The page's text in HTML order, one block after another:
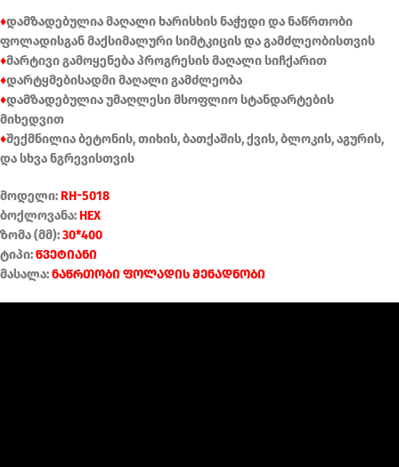
♦დამზადებულია მაღალი ხარისხის ნაჭედი და ნაწრთობი
ფოლადისგან მაქსიმალური სიმტკიცის და გამძლეობისთვის
♦მარტივი გამოყენება პროგრესის მაღალი სიჩქარით
♦დარტყმებისადმი მაღალი გამძლეობა
♦დამზადებულია უმაღლესი მსოფლიო სტანდარტების
მიხედვით
♦შექმნილია ბეტონის, თიხის, ბათქაშის, ქვის, ბლოკის, აგურის,
და სხვა ნგრევისთვის
მოდელი:RH-5018
ბოქლოვანა:HEX
ზომა (მმ):30*400
ტიპი:წვეტიანი
მასალა:ნაწრთობი ფოლადის შენადნობი